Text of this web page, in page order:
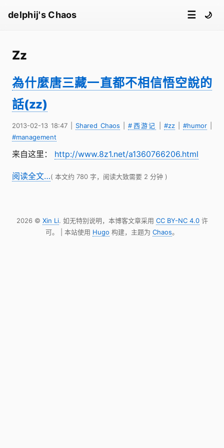
delphij's Chaos ☰ 🌙
Zz
為什麼唐三藏一直都不相信悟空說的
話(zz)
2013-02-13 18:47 Shared Chaos |#西游记 #zz| #humor
#management
来自这里： http://www.8z1.net/a1360766206.html
阅读全文…( 本文约 780 字，阅读大致需要 2 分钟 )
2026 © Xin Li. 如无特别说明，本博客文章采用 CC BY-NC 4.0许
可。 | 本站使用 Hugo 构建，主题为 Chaos。